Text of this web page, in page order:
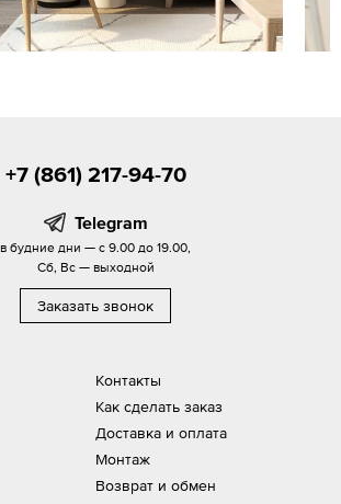
Контакты
Как сделать заказ
Доставка и оплата
Монтаж
Возврат и обмен
+7 (861) 217-94-70
Telegram
в будние дни — с 9.00 до 19.00,
Сб, Вс — выходной
Заказать звонок